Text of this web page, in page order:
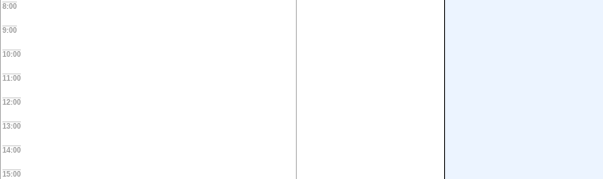
8:00
9:00
10:00
11:00
12:00
13:00
14:00
15:00